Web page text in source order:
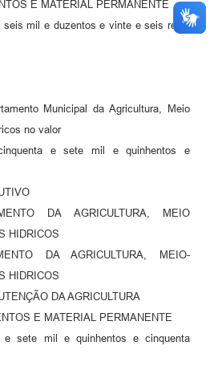
E MATERIAL PERMANENTE
seis mil e duzentos e vinte e seis reais
Municipal da Agricultura, Meio
no valor
e sete mil e quinhentos e
DA AGRICULTURA, MEIO
HIDRICOS
DA AGRICULTURA, MEIO-
HIDRICOS
DA AGRICULTURA
E MATERIAL PERMANENTE
e sete mil e quinhentos e cinquenta